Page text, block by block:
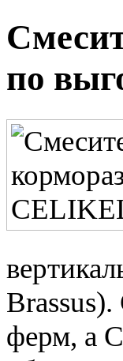
по
ферм, а